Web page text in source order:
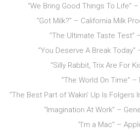
“We Bring Good Things To Life”
“Got Milk?” – California Milk
“The Ultimate Taste Test”
“You Deserve A Break Today”
“Silly Rabbit, Trix Are For
“The World On Time” –
“The Best Part of Wakin’ Up Is Folgers
“Imagination At Work” –
“I’m a Mac” –